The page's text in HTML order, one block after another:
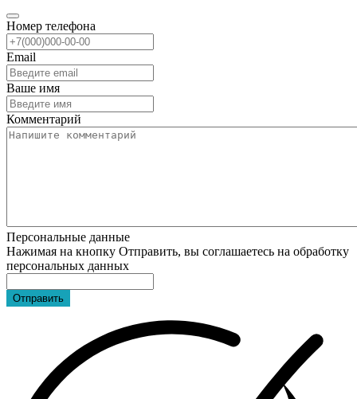
Номер телефона
Email
Ваше имя
Комментарий
Персональные данные
Нажимая на кнопку Отправить, вы соглашаетесь на обработку
персональных данных
Отправить